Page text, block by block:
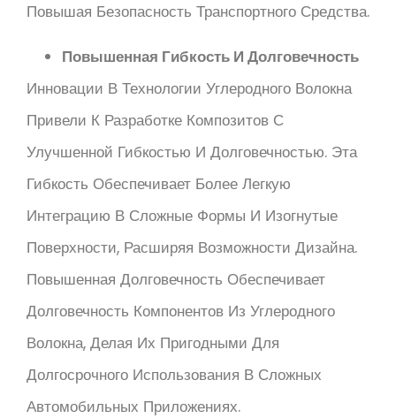
Повышая Безопасность Транспортного Средства.
Повышенная Гибкость И Долговечность
Инновации В Технологии Углеродного Волокна
Привели К Разработке Композитов С
Улучшенной Гибкостью И Долговечностью. Эта
Гибкость Обеспечивает Более Легкую
Интеграцию В Сложные Формы И Изогнутые
Поверхности, Расширяя Возможности Дизайна.
Повышенная Долговечность Обеспечивает
Долговечность Компонентов Из Углеродного
Волокна, Делая Их Пригодными Для
Долгосрочного Использования В Сложных
Автомобильных Приложениях.